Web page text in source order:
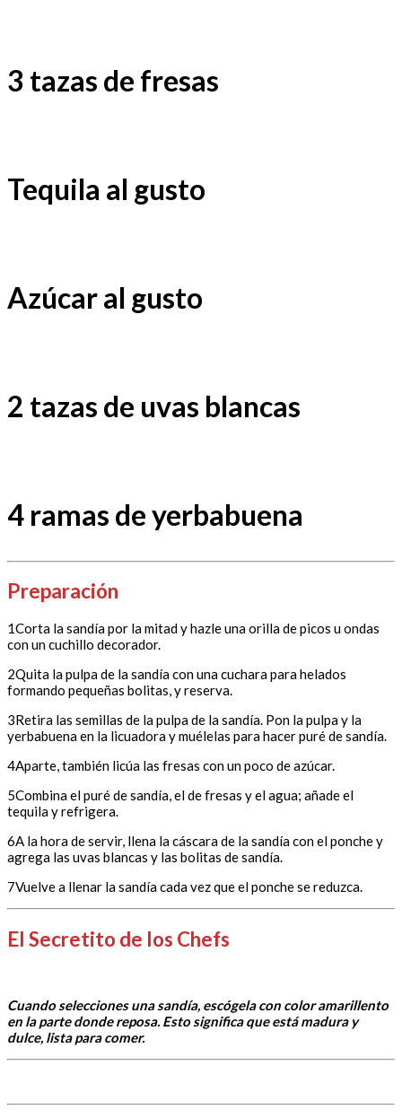
3 tazas de fresas
Tequila al gusto
Azúcar al gusto
2 tazas de uvas blancas
4 ramas de yerbabuena
Preparación
1Corta la sandía por la mitad y hazle una orilla de picos u ondas
con un cuchillo decorador.
2Quita la pulpa de la sandía con una cuchara para helados
formando pequeñas bolitas, y reserva.
3Retira las semillas de la pulpa de la sandía. Pon la pulpa y la
yerbabuena en la licuadora y muélelas para hacer puré de sandía.
4Aparte, también licúa las fresas con un poco de azúcar.
5Combina el puré de sandía, el de fresas y el agua; añade el
tequila y refrigera.
6A la hora de servir, llena la cáscara de la sandía con el ponche y
agrega las uvas blancas y las bolitas de sandía.
7Vuelve a llenar la sandía cada vez que el ponche se reduzca.
El Secretito de los Chefs
Cuando selecciones una sandía, escógela con color amarillento
en la parte donde reposa. Esto significa que está madura y
dulce, lista para comer.